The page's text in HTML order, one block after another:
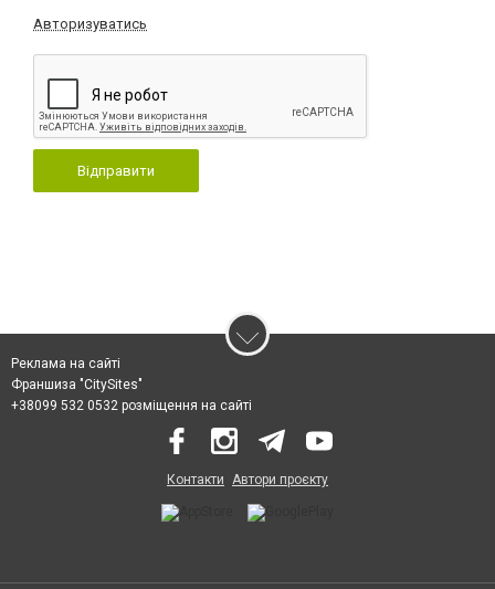
Авторизуватись
Відправити
Реклама на сайті
Франшиза "CitySites"
+38099 532 0532 розміщення на сайті
Контакти Автори проєкту